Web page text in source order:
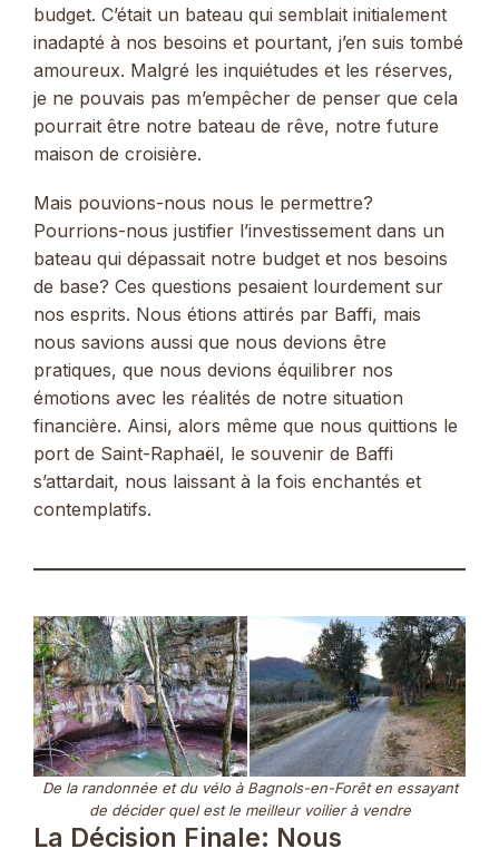
budget. C’était un bateau qui semblait initialement
inadapté à nos besoins et pourtant, j’en suis tombé
amoureux. Malgré les inquiétudes et les réserves,
je ne pouvais pas m’empêcher de penser que cela
pourrait être notre bateau de rêve, notre future
maison de croisière.
Mais pouvions-nous nous le permettre?
Pourrions-nous justifier l’investissement dans un
bateau qui dépassait notre budget et nos besoins
de base? Ces questions pesaient lourdement sur
nos esprits. Nous étions attirés par Baffi, mais
nous savions aussi que nous devions être
pratiques, que nous devions équilibrer nos
émotions avec les réalités de notre situation
financière. Ainsi, alors même que nous quittions le
port de Saint-Raphaël, le souvenir de Baffi
s’attardait, nous laissant à la fois enchantés et
contemplatifs.
De la randonnée et du vélo à Bagnols-en-Forêt en essayant
de décider quel est le meilleur voilier à vendre
La Décision Finale: Nous